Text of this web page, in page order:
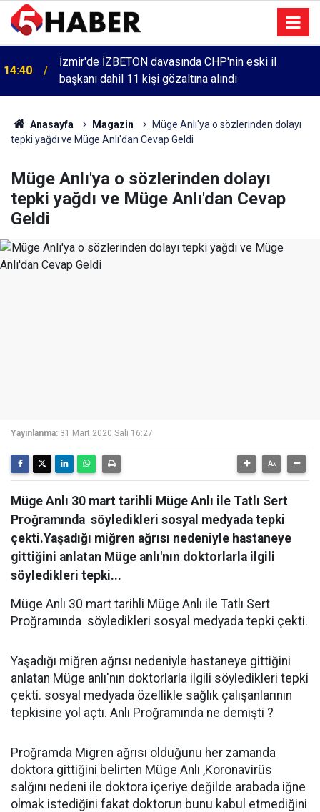
14:40
İzmir'de İZBETON davasında CHP'nin eski il
başkanı dahil 11 kişi gözaltına alındı
Anasayfa Magazin
Müge Anlı'ya o sözlerinden dolayı
tepki yağdı ve Müge Anlı'dan Cevap Geldi
Müge Anlı'ya o sözlerinden dolayı
tepki yağdı ve Müge Anlı'dan Cevap
Geldi
Yayınlanma: 31 Mart 2020 Salı 16:27
Müge Anlı 30 mart tarihli Müge Anlı ile Tatlı Sert
Proğramında söyledikleri sosyal medyada tepki
çekti.Yaşadığı miğren ağrısı nedeniyle hastaneye
gittiğini anlatan Müge anlı'nın doktorlarla ilgili
söyledikleri tepki...
Müge Anlı 30 mart tarihli Müge Anlı ile Tatlı Sert
Proğramında söyledikleri sosyal medyada tepki çekti.
Yaşadığı miğren ağrısı nedeniyle hastaneye gittiğini
anlatan Müge anlı'nın doktorlarla ilgili söyledikleri tepki
çekti. sosyal medyada özellikle sağlık çalışanlarının
tepkisine yol açtı. Anlı Proğramında ne demişti ?
Proğramda Migren ağrısı olduğunu her zamanda
doktora gittiğini belirten Müge Anlı ,Koronavirüs
salğını nedeni ile doktora içeriye değilde arabada iğne
olmak istediğini fakat doktorun bunu kabul etmediğini